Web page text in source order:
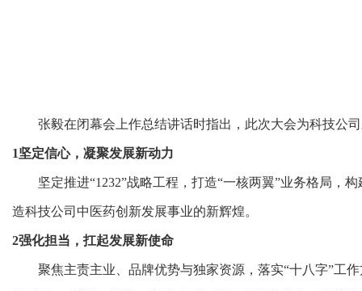
张毅在闭幕会上作总结讲话时指出，此次大会为科技公
1坚定信心，凝聚发展新动力
坚定推进“1232”战略工程，打造“一核两翼”业务格局，
造科技公司中医药创新发展事业的新辉煌。
2强化担当，扛起发展新使命
聚焦主责主业、品牌优势与独家资源，落实“十八字”工